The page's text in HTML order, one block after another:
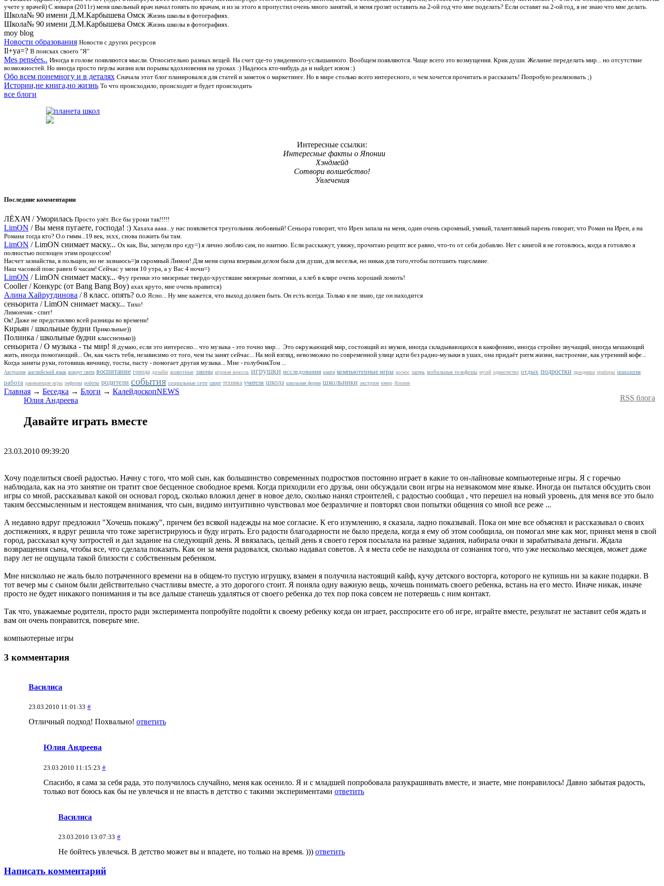
учете у врачей) С января (2011г) меня школьный врач начал гонять по врачам, и из за этого я пропустил очень много занятий, и меня грозят оставить на 2-ой год что мне поделать? Если оставят на 2-ой год, я не знаю что мне делать.
Школа№ 90 имени Д.М.Карбышева Омск Жизнь школы в фотографиях.
Школа№ 90 имени Д.М.Карбышева Омск Жизнь школы в фотографиях.
moy blog
Новости образования Новости с других ресурсов
Il+ya=? В поисках своего "Я"
Mes pensées.. Иногда в голове появляются мысли. Относительно разных вещей. На счет где-то увиденного-услышанного. Вообщем появляются. Чаще всего это возмущения. Крик души. Желание переделать мир... но отсутствие
возможностей. Но иногда просто перлы жизни или порывы вдохновения на уроках :) Надеюсь кто-нибудь да и найдет изюм :)
Обо всем понемногу и в деталях Сначала этот блог планировался для статей и заметок о маркетинге. Но в мире столько всего интересного, о чем хочется прочитать и рассказать! Попробую реализовать ;)
Истории,не книга,но жизнь То что происходило, происходит и будет происходить
все блоги
Интересные ссылки:
Интересные факты о Японии
Хэндмейд
Сотвори волшебство!
Увлечения
Последние комментарии
ЛЁХАЧ /Уморилась Просто улёт. Все бы уроки так!!!!!
LimON /Вы меня пугаете, господа! :) Хахаха аааа...у нас появляется треугольник любовный! Сеньора говорит, что Ирен запала на меня, один очень скромный, умный, талантливый парень говорит, что Роман на Ирен, а на
Романа тогда кто? О.о гммм...19 век, эххх, снова пожить бы там.
LimON /LimON снимает маску... Ох как, Вы, загнули про еду=) я лично люблю сам, по наитию. Если расскажут, увижу, прочитаю рецепт все равно, что-то от себя добавлю. Нет с книгой я не готовлюсь, когда я готовлю я
полностью поглощен этим процессом!
Насчет зазнайства, я польщен, но не зазнаюсь=)я скромный Лимон! Для меня сцена впервым делом была для души, для веселья, но никак для того,чтобы потешить тщеславие.
Наш часовой пояс равен 6 часам! Сейчас у меня 10 утра, а у Вас 4 ночи=)
LimON /LimON снимает маску... Фуу гренки это мизерные твердо-хрустяшие мизерные ломтики, а хлеб в кляре очень хороший ломоть!
Cooller/Конкурс (от Bang Bang Boy) ахах круто, мне очень нравится)
Алина Хайрутдинова /8 класс. опять? о.о Ясно... Ну мне кажется, что выход должен быть. Он есть всегда. Только я не знаю, где он находится
сеньорита /LimON снимает маску... Тихо!
Лимончик - спит!
Ок! Даже не представляю всей разницы во времени!
Кирьян /школьные будни Прикольные))
Полинка /школьные будни классненько))
сеньорита /О музыка - ты мир! Я думаю, если это интересно... что музыка - это точно мир... Это окружающий мир, состоящий из звуков, иногда складывающихся в какофонию, иногда стройно звучащий, иногда мешающий
жить, иногда помогающий... Он, как часть тебя, независимо от того, чем ты занят сейчас... На мой взгляд, невозможно по современной улице идти без радио-музыки в ушах, она придаёт ритм жизни, настроение, как утренний кофе...
Когда заняты руки, готовишь яичницу, тосты, пасту - помогает другая музыка... Мне - голубчикТом ...
Австралия английский язык вокруг света воспитание города дизайн животные законы игровая консоль игрушки исследования книги компьютерные игры космос лагерь мобильные телефоны музей одиночество отдых подростки праздники приборы психология
работа равивающие игры реформа роботы родители события социальные сети спорт техника учителя школа школьная форма школьники экстрим юмор Япония
RSS блога
Главная → Беседка → Блоги → КалейдоскопNEWS
Юлия Андреева
Давайте играть вместе
23.03.2010 09:39:20
Хочу поделиться своей радостью. Начну с того, что мой сын, как большинство современных подростков постоянно играет в какие то он-лайновые компьютерные игры. Я с горечью
наблюдала, как на это занятие он тратит свое бесценное свободное время. Когда приходили его друзья, они обсуждали свои игры на незнакомом мне языке. Иногда он пытался обсудить свои
игры со мной, рассказывал какой он основал город, сколько вложил денег в новое дело, сколько нанял строителей, с радостью сообщал , что перешел на новый уровень, для меня все это было
таким бессмысленным и нестоящем внимания, что сын, видимо интуитивно чувствовал мое безразличие и повторял свои попытки общения со мной все реже ...
А недавно вдруг предложил "Хочешь покажу", причем без всякой надежды на мое согласие. К его изумлению, я cказала, ладно показывай. Пока он мне все объяснял и рассказывал о своих
достижениях, я вдруг решила что тоже зарегистрируюсь и буду играть. Его радости благодарности не было предела, когда я ему об этом сообщила, он помогал мне как мог, принял меня в свой
город, рассказал кучу хитростей и дал задание на следующий день. Я ввязалась, целый день я своего героя посылала на разные задания, набирала очки и зарабатывала деньги. Ждала
возвращения сына, чтобы все, что сделала показать. Как он за меня радовался, сколько надавал советов. А я места себе не находила от сознания того, что уже несколько месяцев, может даже
пару лет не ощущала такой близости с собственным ребенком.
Мне нисколько не жаль было потраченного времени на в общем-то пустую игрушку, взамен я получила настоящий кайф, кучу детского восторга, которого не купишь ни за какие подарки. В
тот вечер мы с сыном были действительно счастливы вместе, а это дорогого стоит. Я поняла одну важную вещь, хочешь понимать своего ребенка, встань на его место. Иначе никак, иначе
просто не будет никакого понимания и ты все дальше станешь удаляться от своего ребенка до тех пор пока совсем не потеряешь с ним контакт.
Так что, уважаемые родители, просто ради эксперимента попробуйте подойти к своему ребенку когда он играет, расспросите его об игре, играйте вместе, результат не заставит себя ждать и
вам он очень понравится, поверьте мне.
компьютерные игры
3 комментария
Василиса
23.03.2010 11:01:33 #
Отличный подход! Похвально! ответить
Юлия Андреева
23.03.2010 11:15:23 #
Спасибо, я сама за себя рада, это получилось случайно, меня как осенило. Я и с младшей попробовала разукрашивать вместе, и знаете, мне понравилось! Давно забытая радость,
только вот боюсь как бы не увлечься и не впасть в детство с такими экспериментами ответить
Василиса
23.03.2010 13:07:33 #
Не бойтесь увлечься. В детство может вы и впадете, но только на время. ))) ответить
Написать комментарий